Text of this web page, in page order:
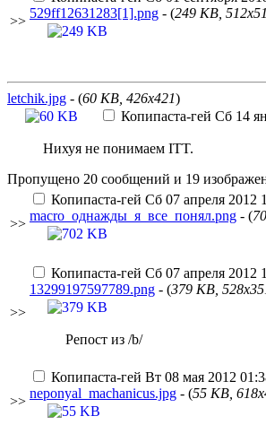
>>
529ff12631283[1].png - (249 KB,
letchik.jpg - (60 KB, 426x421)
Копипаста-гей Сб 14
Нихуя не понимаем ITT.
Пропущено 20 сообщений и 19
>>
Копипаста-гей Сб 07 апреля 2012
macro_однажды_я_все_понял.png - (
>>
Копипаста-гей Сб 07 апреля 2012
13299197597789.png - (379 KB,
Репост из /b/
>>
Копипаста-гей Вт 08 мая 2012
neponyal_machanicus.jpg - (55 KB,